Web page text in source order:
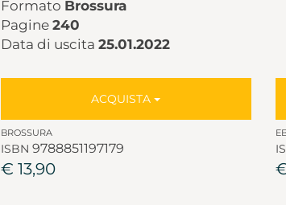
Formato Brossura
Pagine 240
Data di uscita 25.01.2022
ACQUISTA
BROSSURA
ISBN 9788851197179
€ 13,90